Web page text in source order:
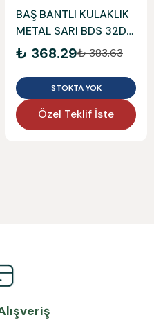
BAŞ BANTLI KULAKLIK
METAL SARI BDS 32DB
MERCURE
₺ 368.29₺ 383.63
STOKTA YOK
Özel Teklif İste